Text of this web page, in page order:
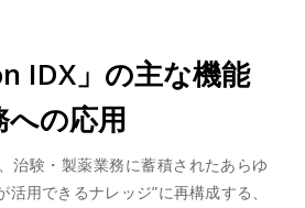
IDX」の主な機能
への応用
治験・製薬業務に蓄積されたあらゆ
活用できるナレッジ”に再構成する、